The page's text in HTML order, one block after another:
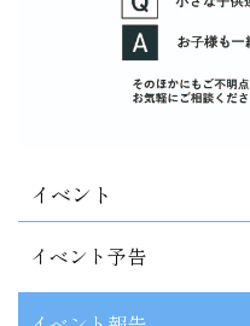
イベント
イベント予告